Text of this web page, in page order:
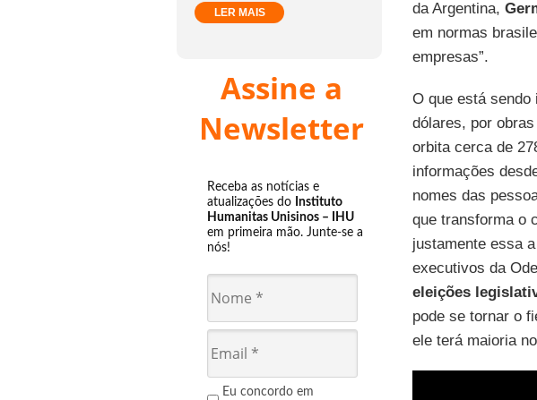
LER MAIS
Assine a
Newsletter
Receba as notícias e
atualizações do Instituto
Humanitas Unisinos – IHU
em primeira mão. Junte-se a
nós!
Eu concordo em
da Argentina,
em normas
empresas”.
O que está sendo
dólares, por
orbita cerca de
informações
nomes das
que transforma o
justamente essa
executivos da
eleições
pode se tornar o
ele terá maioria